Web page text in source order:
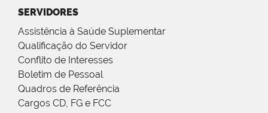
SERVIDORES
Assistência à Saúde Suplementar
Qualificação do Servidor
Conflito de Interesses
Boletim de Pessoal
Quadros de Referência
Cargos CD, FG e FCC